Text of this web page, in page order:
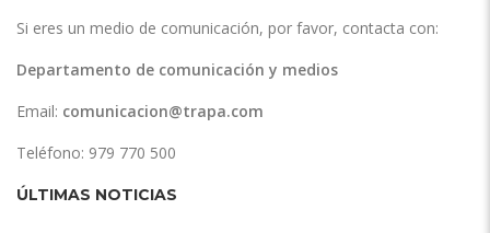
Si eres un medio de comunicación, por favor, contacta con:
Departamento de comunicación y medios
Email: comunicacion@trapa.com
Teléfono: 979 770 500
ÚLTIMAS NOTICIAS